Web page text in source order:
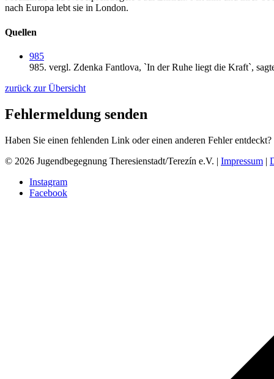
nach Europa lebt sie in London.
Quellen
985
985. vergl. Zdenka Fantlova, `In der Ruhe liegt die Kraft`,
zurück zur Übersicht
Fehlermeldung senden
Haben Sie einen fehlenden Link oder einen anderen Fehler entdeckt?
© 2026 Jugendbegegnung Theresienstadt/Terezín e.V. | Impressum |
Instagram
Facebook